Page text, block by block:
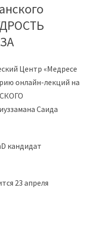
Центр «Медресе
онлайн-лекций на
Саида
кандидат
23 апреля